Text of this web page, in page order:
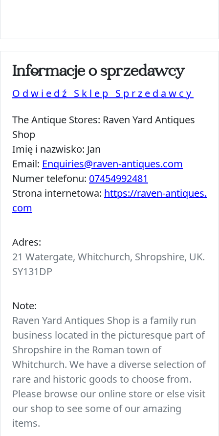
Informacje o sprzedawcy
Odwiedź Sklep Sprzedawcy
The Antique Stores: Raven Yard Antiques
Shop
Imię i nazwisko: Jan
Email: Enquiries@raven-antiques.com
Numer telefonu: 07454992481
Strona internetowa: https://raven-antiques.
com
Adres:
21 Watergate, Whitchurch, Shropshire, UK.
SY131DP
Note:
Raven Yard Antiques Shop is a family run
business located in the picturesque part of
Shropshire in the Roman town of
Whitchurch. We have a diverse selection of
rare and historic goods to choose from.
Please browse our online store or else visit
our shop to see some of our amazing
items.